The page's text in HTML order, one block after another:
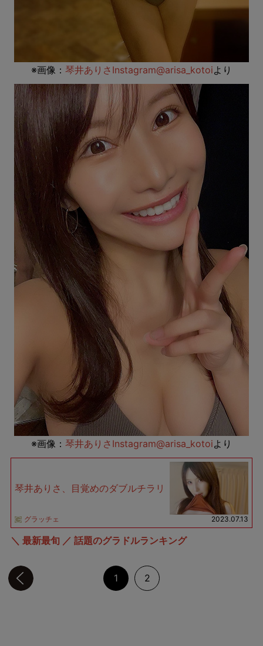
※画像： 琴井ありさInstagram@arisa_kotoiより
※画像： 琴井ありさInstagram@arisa_kotoiより
琴井ありさ、目覚めのダブルチラリ
グラッチェ 2023.07.13
＼ 最新最旬 ／ 話題のグラドルランキング
1 2